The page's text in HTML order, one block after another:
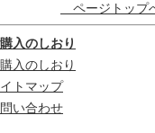
ページトップ
入のしおり
入のしおり
トマップ
い合わせ